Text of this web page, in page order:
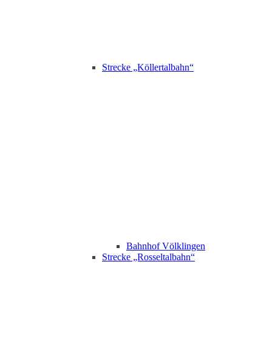
Strecke „Köllertalbahn“
Bahnhof Völklingen
Strecke „Rosseltalbahn“